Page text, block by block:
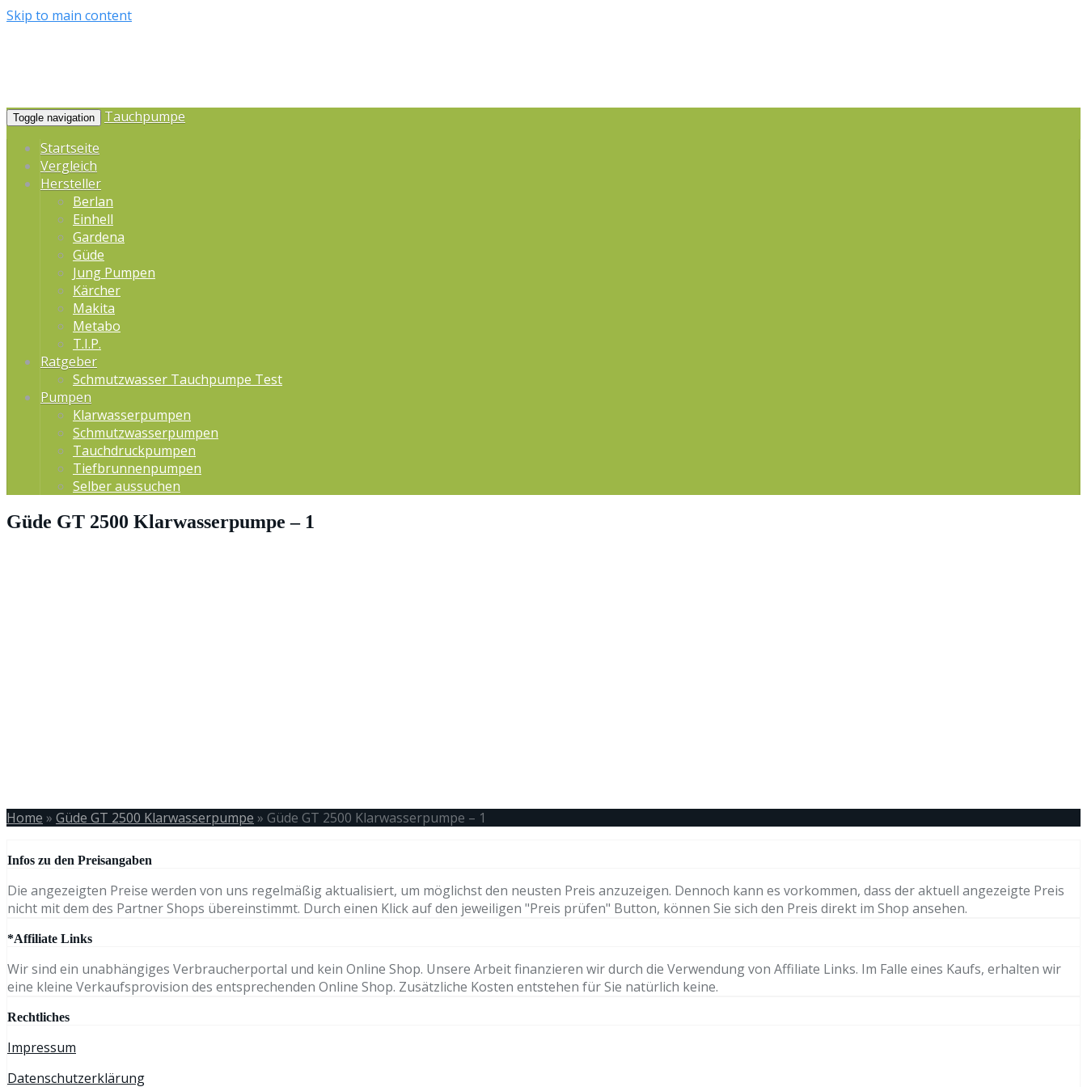
Skip to main content
Toggle navigation
Tauchpumpe
Startseite
Vergleich
Hersteller
Berlan
Einhell
Gardena
Güde
Jung Pumpen
Kärcher
Makita
Metabo
T.I.P.
Ratgeber
Schmutzwasser Tauchpumpe Test
Pumpen
Klarwasserpumpen
Schmutzwasserpumpen
Tauchdruckpumpen
Tiefbrunnenpumpen
Selber aussuchen
Güde GT 2500 Klarwasserpumpe – 1
Home » Güde GT 2500 Klarwasserpumpe » Güde GT 2500 Klarwasserpumpe – 1
Infos zu den Preisangaben
Die angezeigten Preise werden von uns regelmäßig aktualisiert, um möglichst den neusten Preis anzuzeigen. Dennoch kann es vorkommen, dass der aktuell angezeigte Preis
nicht mit dem des Partner Shops übereinstimmt. Durch einen Klick auf den jeweiligen "Preis prüfen" Button, können Sie sich den Preis direkt im Shop ansehen.
*Affiliate Links
Wir sind ein unabhängiges Verbraucherportal und kein Online Shop. Unsere Arbeit finanzieren wir durch die Verwendung von Affiliate Links. Im Falle eines Kaufs, erhalten wir
eine kleine Verkaufsprovision des entsprechenden Online Shop. Zusätzliche Kosten entstehen für Sie natürlich keine.
Rechtliches
Impressum
Datenschutzerklärung